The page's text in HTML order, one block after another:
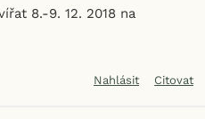
8.-9. 12. 2018 na
Nahlásit Citovat